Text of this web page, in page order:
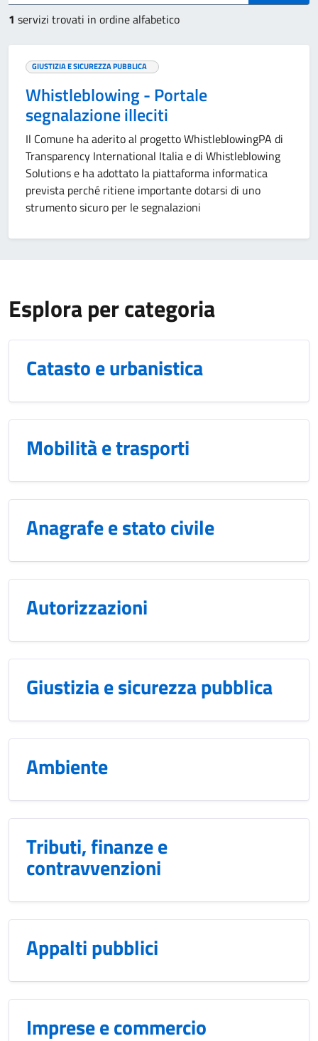
1 servizi trovati in ordine alfabetico
GIUSTIZIA E SICUREZZA PUBBLICA
Whistleblowing - Portale
segnalazione illeciti
Il Comune ha aderito al progetto WhistleblowingPA di
Transparency International Italia e di Whistleblowing
Solutions e ha adottato la piattaforma informatica
prevista perché ritiene importante dotarsi di uno
strumento sicuro per le segnalazioni
Esplora per categoria
Catasto e urbanistica
Mobilità e trasporti
Anagrafe e stato civile
Autorizzazioni
Giustizia e sicurezza pubblica
Ambiente
Tributi, finanze e
contravvenzioni
Appalti pubblici
Imprese e commercio